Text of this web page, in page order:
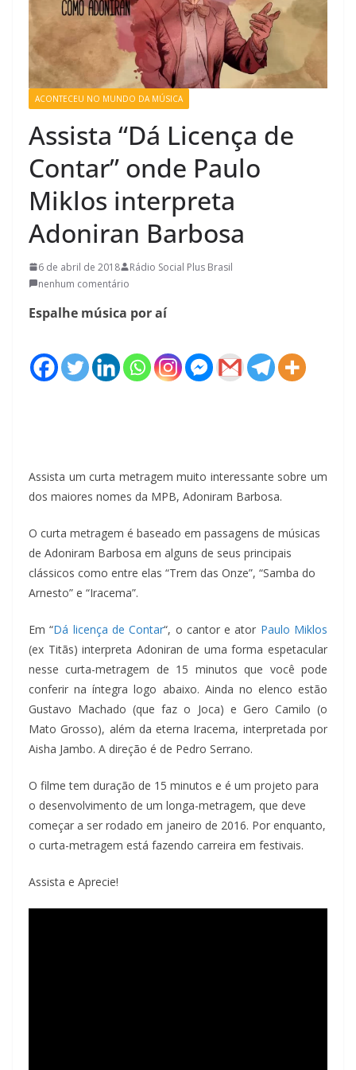
ACONTECEU NO MUNDO DA MÚSICA
Assista “Dá Licença de
Contar” onde Paulo
Miklos interpreta
Adoniran Barbosa
6 de abril de 2018
Rádio Social Plus Brasil
nenhum comentário
Espalhe música por aí
Assista um curta metragem muito interessante sobre um
dos maiores nomes da MPB, Adoniram Barbosa.
O curta metragem é baseado em passagens de músicas
de Adoniram Barbosa em alguns de seus principais
clássicos como entre elas “Trem das Onze”, “Samba do
Arnesto” e “Iracema”.
Em “Dá licença de Contar“, o cantor e ator Paulo Miklos
(ex Titãs) interpreta Adoniran de uma forma espetacular
nesse curta-metragem de 15 minutos que você pode
conferir na íntegra logo abaixo. Ainda no elenco estão
Gustavo Machado (que faz o Joca) e Gero Camilo (o
Mato Grosso), além da eterna Iracema, interpretada por
Aisha Jambo. A direção é de Pedro Serrano.
O filme tem duração de 15 minutos e é um projeto para
o desenvolvimento de um longa-metragem, que deve
começar a ser rodado em janeiro de 2016. Por enquanto,
o curta-metragem está fazendo carreira em festivais.
Assista e Aprecie!